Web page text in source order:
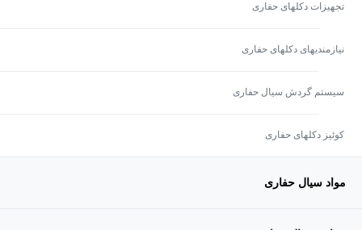
تجهیزات دکلهای حفاری
نیازمندیهای دکلهای حفاری
سیستم گردش سیال حفاری
کوئیز دکلهای حفاری
مواد سیال حفاری